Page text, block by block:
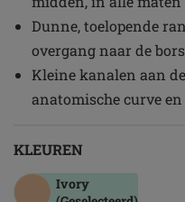
Dunne, toelopende
overgang naar de
Kleine kanalen aan
anatomische curve
KLEUREN
Ivory